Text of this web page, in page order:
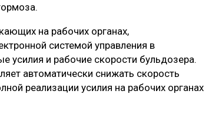
на рабочих органах,
системой управления в
усилия и рабочие скорости бульдозера.
автоматически снижать скорость
реализации усилия на рабочих органах